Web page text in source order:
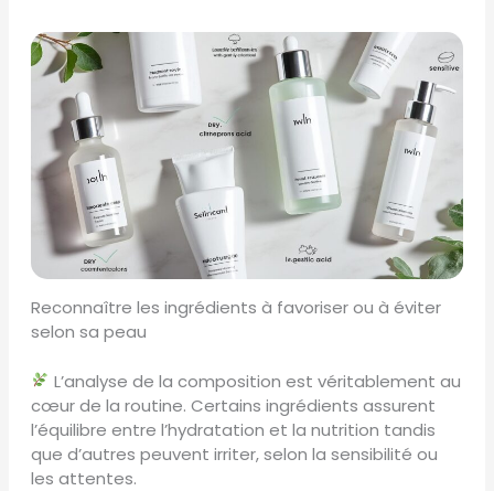
Reconnaître les ingrédients à favoriser ou à éviter
selon sa peau
L’analyse de la composition est véritablement au
cœur de la routine. Certains ingrédients assurent
l’équilibre entre l’hydratation et la nutrition tandis
que d’autres peuvent irriter, selon la sensibilité ou
les attentes.